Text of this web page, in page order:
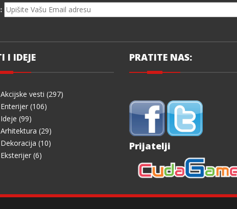
I IDEJE
Akcijske vesti (297)
Enterijer (106)
Ideje (99)
Arhitektura (29)
Dekoracija (10)
Eksterijer (6)
PRATITE NAS:
Prijatelji